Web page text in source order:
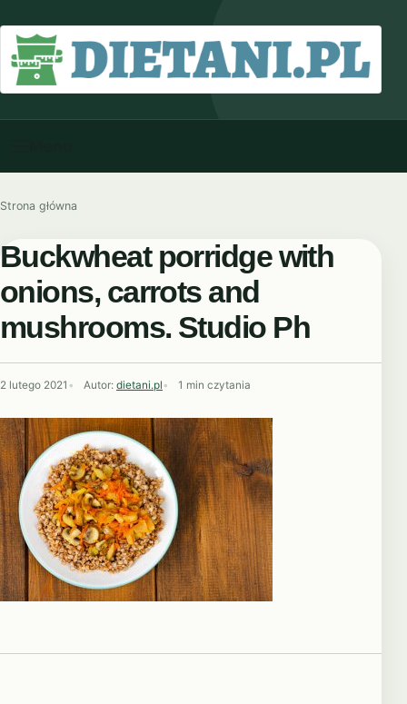
Strona główna
Buckwheat porridge with
onions, carrots and
mushrooms. Studio Ph
2 lutego 2021 Autor: dietani.pl 1 min czytania